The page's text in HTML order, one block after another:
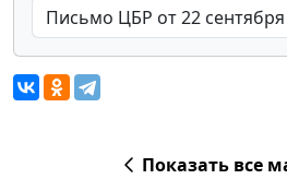
Показать все